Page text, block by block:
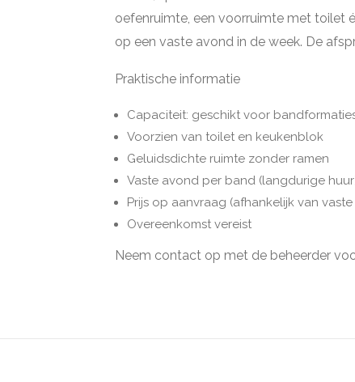
oefenruimte, een voorruimte met toilet
op een vaste avond in de week. De
Praktische informatie
Capaciteit: geschikt voor
Voorzien van toilet en keukenblok
Geluidsdichte ruimte zonder ramen
Vaste avond per band (langdurige
Prijs op aanvraag (afhankelijk van
Overeenkomst vereist
Neem contact op met de beheerder